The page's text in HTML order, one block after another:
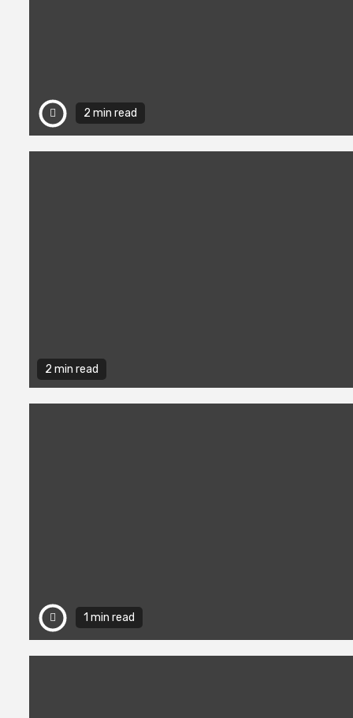
2 min read
2 min read
1 min read